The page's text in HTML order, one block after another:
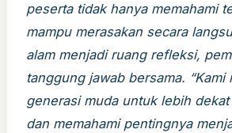
peserta tidak hanya memahami
mampu merasakan secara
alam menjadi ruang refleksi,
tanggung jawab bersama. “Kami
generasi muda untuk lebih
dan memahami pentingnya